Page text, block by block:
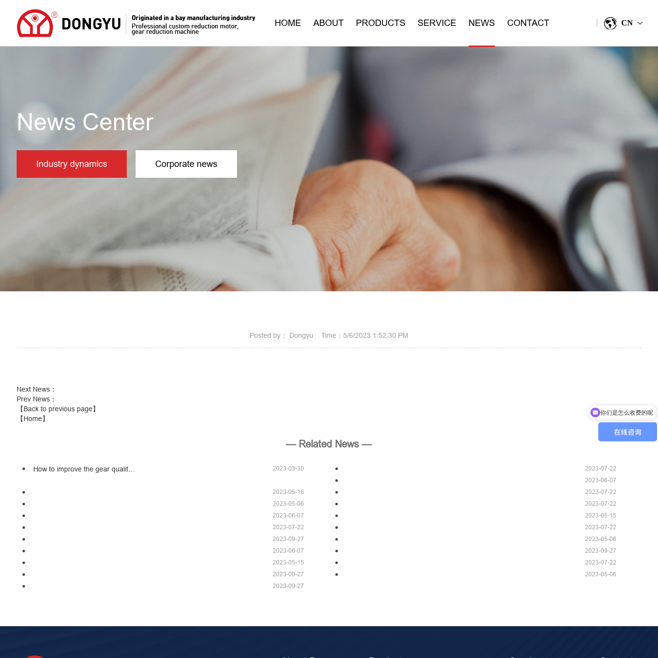
HOME ABOUT PRODUCTS SERVICE NEWS CONTACT CN >
News Center
Industry dynamics Corporate news
Posted by： Dongyu Time：5/6/2023 1:52:30 PM
Next News：
Prev News：
【Back to previous page】
【Home】
— Related News —
How to improve the gear qualit… 2023-03-30
2023-07-22
2023-06-07
2023-05-16
2023-07-22
2023-05-06
2023-07-22
2023-06-07
2023-05-15
2023-07-22
2023-07-22
2023-09-27
2023-05-06
2023-06-07
2023-09-27
2023-05-15
2023-07-22
2023-09-27
2023-05-06
2023-09-27
你们是怎么收费的呢